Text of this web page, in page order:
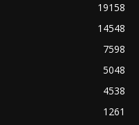
19158
14548
7598
5048
4538
1261